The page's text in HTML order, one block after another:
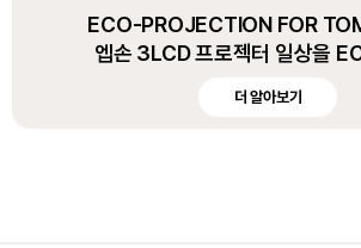
ECO-PROJECTION FOR
엡손 3LCD 프로젝터 일상을
더 알아보기